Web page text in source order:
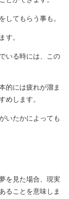
してもらう事も。
す。
いる時には、この
的には疲れが溜ま
めします。
いたかによっても
を見た場合、現実
ることを意味しま